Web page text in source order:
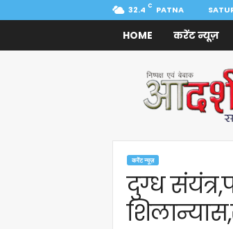
32.4 C PATNA
HOME करेंट न्यूज़
Samachar
करेंट न्यूज़
दुग्ध